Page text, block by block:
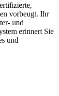
vorbeugt. Ihr
und
erinnert Sie
und